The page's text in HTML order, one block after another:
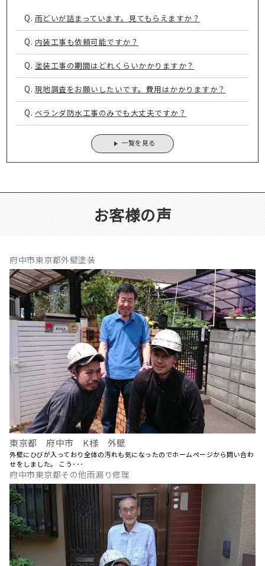
Q. 雨どいが詰まっています。見てもらえますか？
Q. 内装工事も依頼可能ですか？
Q. 塗装工事の期間はどれくらいかかりますか？
Q. 現地調査をお願いしたいです。費用はかかりますか？
Q. ベランダ防水工事のみでも大丈夫ですか？
一覧を見る
お客様の声
府中市東京都外壁塗装
東京都 府中市 K様 外壁
外壁にひびが入っており全体の汚れも気になったのでホームページから問い合わ
せをしました。 こう･･･
府中市東京都その他雨漏り修理